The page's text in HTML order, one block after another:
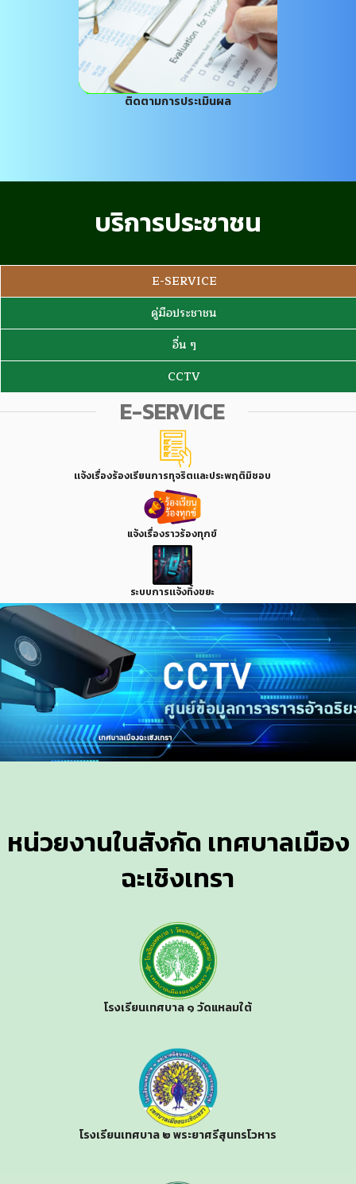
ติดตามการประเมินผล
บริการประชาชน
E-SERVICE
คู่มือประชาชน
อื่น ๆ
CCTV
E-SERVICE
เเจ้งเรื่องร้องเรียนการทุจริตเเละประพฤติมิชอบ
แจ้งเรื่องราวร้องทุกข์
ระบบการเเจ้งทิ้งขยะ
หน่วยงานในสังกัด เทศบาลเมือง
ฉะเชิงเทรา
โรงเรียนเทศบาล ๑ วัดแหลมใต้
โรงเรียนเทศบาล ๒ พระยาศรีสุนทรโวหาร